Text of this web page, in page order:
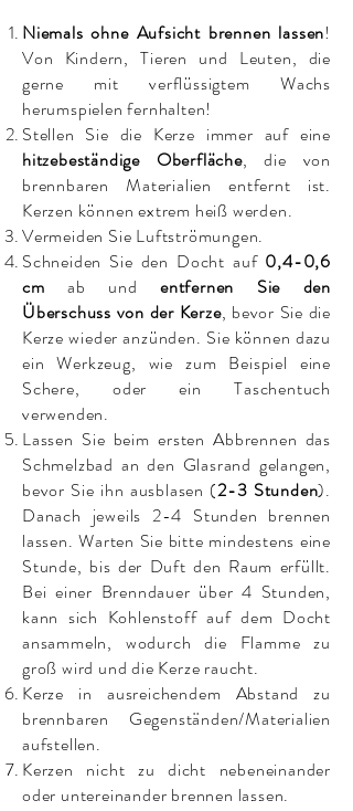
Niemals ohne Aufsicht brennen lassen!
Von Kindern, Tieren und Leuten, die
gerne mit verflüssigtem Wachs
herumspielen fernhalten!
Stellen Sie die Kerze immer auf eine
hitzebeständige Oberfläche, die von
brennbaren Materialien entfernt ist.
Kerzen können extrem heiß werden.
Vermeiden Sie Luftströmungen.
Schneiden Sie den Docht auf0,4-0,6
cmab undentfernen Sie den
Überschuss von der Kerze, bevor Sie die
Kerze wieder anzünden. Sie können dazu
ein Werkzeug, wie zum Beispiel eine
Schere, oder ein Taschentuch
verwenden.
Lassen Sie beim ersten Abbrennen das
Schmelzbad an den Glasrand gelangen,
bevor Sie ihn ausblasen (2-3 Stunden).
Danach jeweils 2-4 Stunden brennen
lassen. Warten Sie bitte mindestens eine
Stunde, bis der Duft den Raum erfüllt.
Bei einer Brenndauer über 4 Stunden,
kann sich Kohlenstoff auf dem Docht
ansammeln, wodurch die Flamme zu
groß wird und die Kerze raucht.
Kerze in ausreichendem Abstand zu
brennbaren Gegenständen/Materialien
aufstellen.
Kerzen nicht zu dicht nebeneinander
oder untereinander brennen lassen.